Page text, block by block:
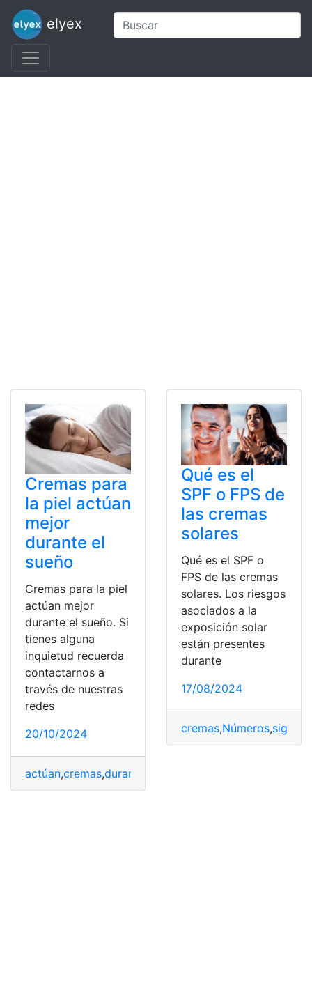
elyex
Cremas para
la piel actúan
mejor
durante el
sueño
Cremas para la piel
actúan mejor
durante el sueño. Si
tienes alguna
inquietud recuerda
contactarnos a
través de nuestras
redes
20/10/2024
actúan,cremas,durante
Qué es el
SPF o FPS de
las cremas
solares
Qué es el SPF o
FPS de las cremas
solares. Los riesgos
asociados a la
exposición solar
están presentes
durante
17/08/2024
cremas,Números,